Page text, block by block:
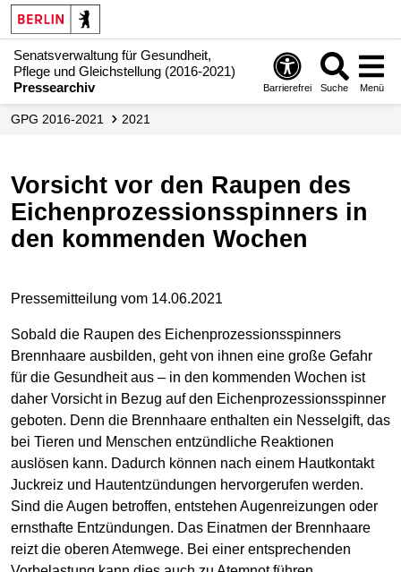
Senatsverwaltung für Gesundheit,
Pflege und Gleichstellung (2016-2021)
Pressearchiv
Barrierefrei Suche Menü
GPG 2016-2021 2021
Vorsicht vor den Raupen des
Eichenprozessionsspinners in
den kommenden Wochen
Pressemitteilung vom 14.06.2021
Sobald die Raupen des Eichenprozessionsspinners
Brennhaare ausbilden, geht von ihnen eine große Gefahr
für die Gesundheit aus – in den kommenden Wochen ist
daher Vorsicht in Bezug auf den Eichenprozessionsspinner
geboten. Denn die Brennhaare enthalten ein Nesselgift, das
bei Tieren und Menschen entzündliche Reaktionen
auslösen kann. Dadurch können nach einem Hautkontakt
Juckreiz und Hautentzündungen hervorgerufen werden.
Sind die Augen betroffen, entstehen Augenreizungen oder
ernsthafte Entzündungen. Das Einatmen der Brennhaare
reizt die oberen Atemwege. Bei einer entsprechenden